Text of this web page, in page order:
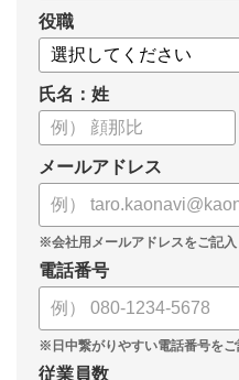
についてまとめましたので、
役職
氏名：姓
メールアドレス
電話番号
従業員数